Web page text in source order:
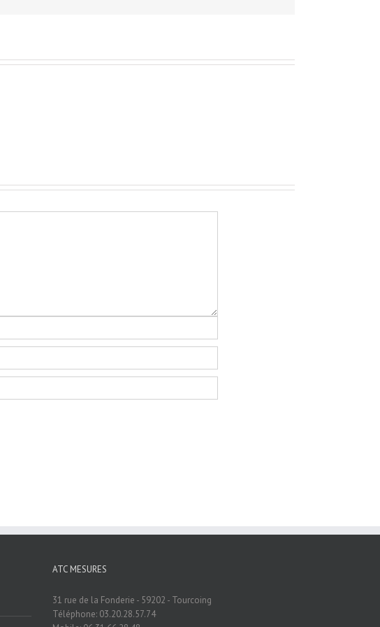
ATC MESURES
31 rue de la Fonderie - 59202 - Tourcoing
Téléphone: 03.20.28.57.74